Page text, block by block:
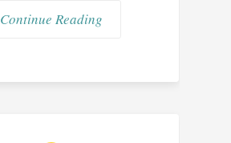
Continue Reading